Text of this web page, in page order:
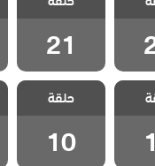
21
21
مسلسل ثلاث
اخوات الحلقة
10
حلقة
10